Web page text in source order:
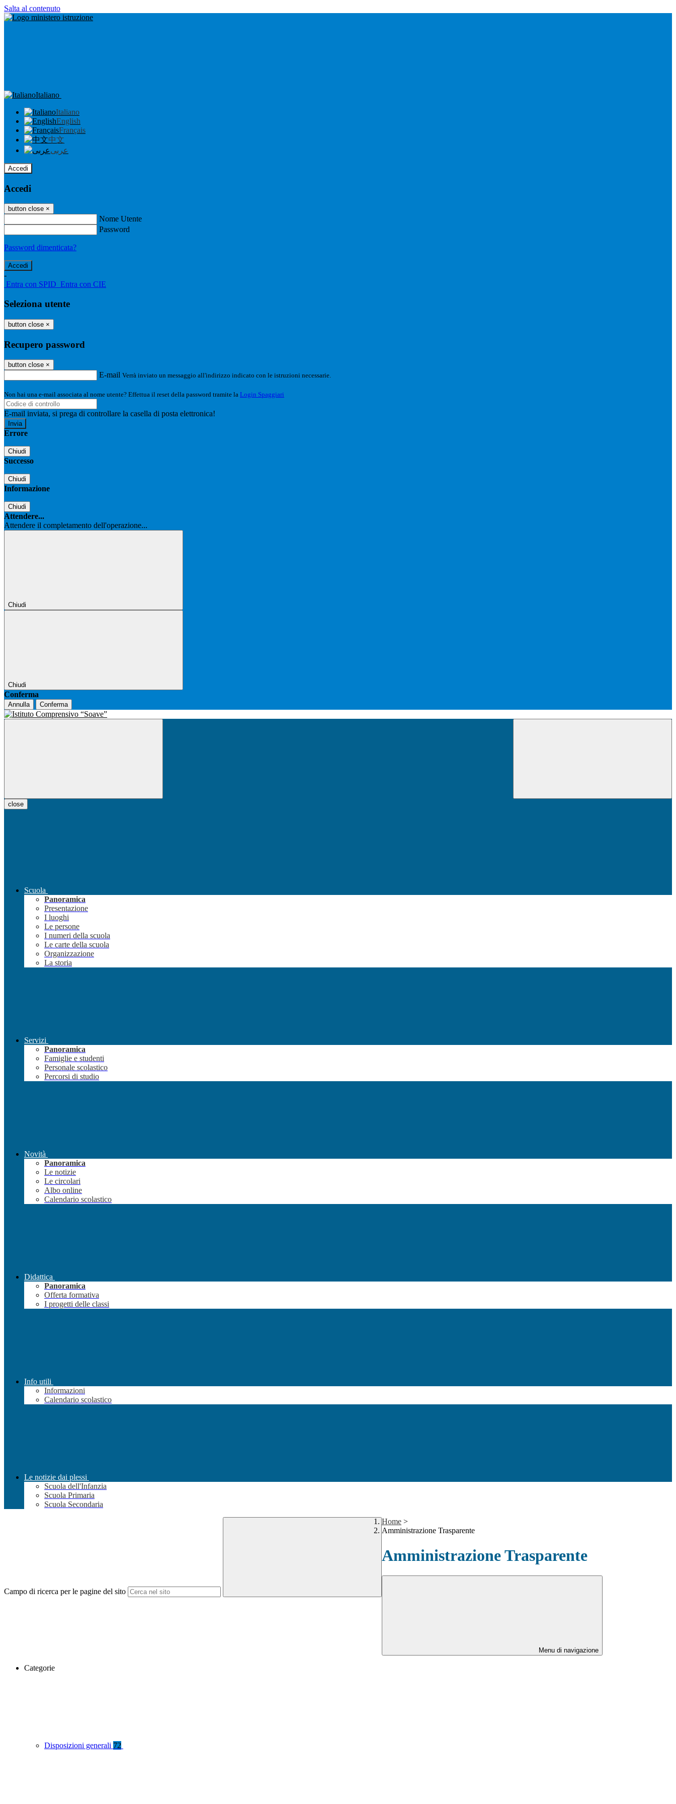
Salta al contenuto
Italiano
Italiano
English
Français
中文
عربى
Accedi
Accedi
button close ×
Nome Utente
Password
Password dimenticata?
-
Entra con SPID Entra con CIE
Seleziona utente
button close ×
Recupero password
button close ×
E-mail Verrà inviato un messaggio all'indirizzo indicato con le istruzioni necessarie.
Non hai una e-mail associata al nome utente? Effettua il reset della password tramite la Login Spaggiari
E-mail inviata, si prega di controllare la casella di posta elettronica!
Errore
Chiudi
Successo
Chiudi
Informazione
Chiudi
Attendere...
Attendere il completamento dell'operazione...
Chiudi
Chiudi
Conferma
Annulla Conferma
close
Scuola
Panoramica
Presentazione
I luoghi
Le persone
I numeri della scuola
Le carte della scuola
Organizzazione
La storia
Servizi
Panoramica
Famiglie e studenti
Personale scolastico
Percorsi di studio
Novità
Panoramica
Le notizie
Le circolari
Albo online
Calendario scolastico
Didattica
Panoramica
Offerta formativa
I progetti delle classi
Info utili
Informazioni
Calendario scolastico
Le notizie dai plessi
Scuola dell'Infanzia
Scuola Primaria
Scuola Secondaria
Campo di ricerca per le pagine del sito
Home >
Amministrazione Trasparente
Amministrazione Trasparente
Menu di navigazione
Categorie
Disposizioni generali 72